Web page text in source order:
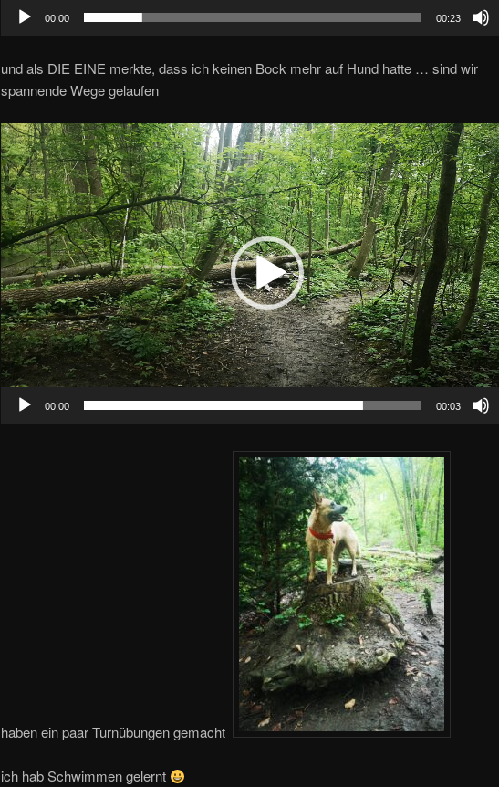
00:00 00:23
und als DIE EINE merkte, dass ich keinen Bock mehr auf Hund hatte … sind wir
spannende Wege gelaufen
Video-
Player
00:00 00:03
haben ein paar Turnübungen gemacht
ich hab Schwimmen gelernt